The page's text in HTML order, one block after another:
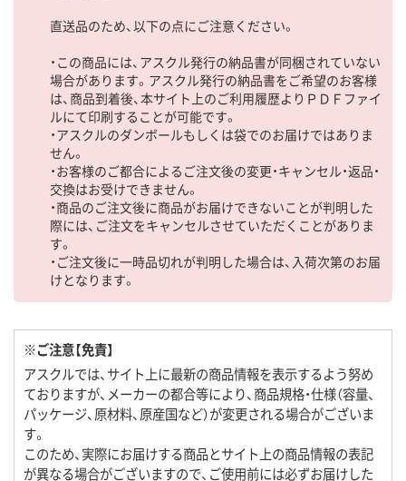
直送品のため、以下の点にご注意ください。
・この商品には、アスクル発行の納品書が同梱されていない
場合があります。アスクル発行の納品書をご希望のお客様
は、商品到着後、本サイト上のご利用履歴よりＰＤＦファイ
ルにて印刷することが可能です。
・アスクルのダンボールもしくは袋でのお届けではありま
せん。
・お客様のご都合によるご注文後の変更・キャンセル・返品・
交換はお受けできません。
・商品のご注文後に商品がお届けできないことが判明した
際には、ご注文をキャンセルさせていただくことがありま
す。
・ご注文後に一時品切れが判明した場合は、入荷次第のお届
けとなります。
※ご注意【免責】
アスクルでは、サイト上に最新の商品情報を表示するよう努め
ておりますが、メーカーの都合等により、商品規格・仕様（容量、
パッケージ、原材料、原産国など）が変更される場合がございま
す。
このため、実際にお届けする商品とサイト上の商品情報の表記
が異なる場合がございますので、ご使用前には必ずお届けした